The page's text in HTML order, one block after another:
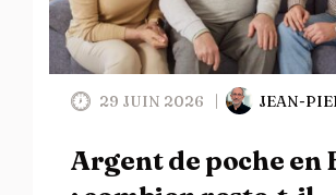
29 JUIN 2026 JEAN-
Argent de poche en